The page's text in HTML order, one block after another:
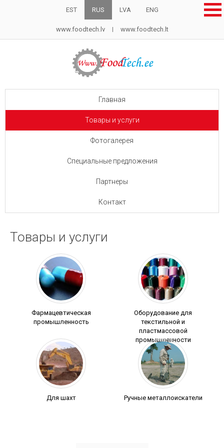
EST RUS LVA ENG
www.foodtech.lv www.foodtech.lt
Главная
Товары и услуги
Фотогалерея
Специальные предложения
Партнеры
Контакт
Товары и услуги
Фармацевтическая
промышленность
Оборудование для
текстильной и
пластмассовой
промышленности
Для шахт Ручные металлоискатели